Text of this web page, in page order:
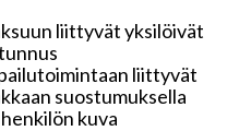
liittyvät yksilöivät
liittyvät
suostumuksella
kuva